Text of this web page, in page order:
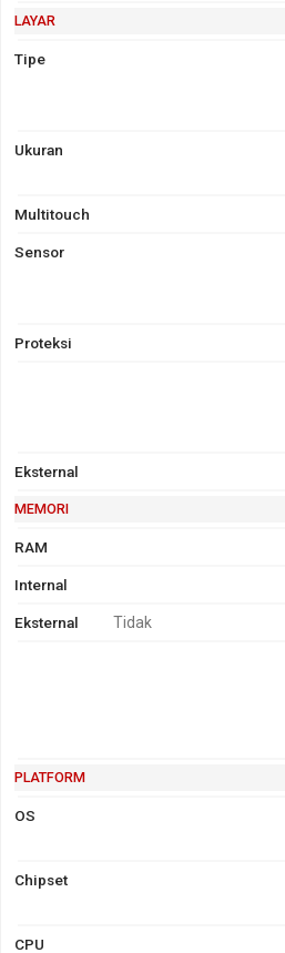
LAYAR
Tipe
Ukuran
Multitouch
Sensor
Proteksi
Eksternal
MEMORI
RAM
Internal
Eksternal Tidak
PLATFORM
OS
Chipset
CPU